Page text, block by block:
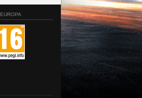
EUROPA